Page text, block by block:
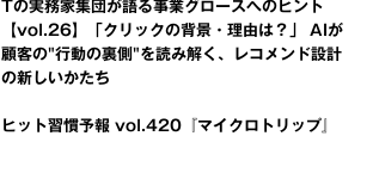
Tの実務家集団が語る事業グロースへのヒント
【vol.26】「クリックの背景・理由は？」 AIが
顧客の"行動の裏側"を読み解く、レコメンド設計
の新しいかたち
ヒット習慣予報 vol.420『マイクロトリップ』